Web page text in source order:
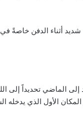
أثناء الدفن خاصةً
إلى الماضي تحديداً
المكان الأول الذي